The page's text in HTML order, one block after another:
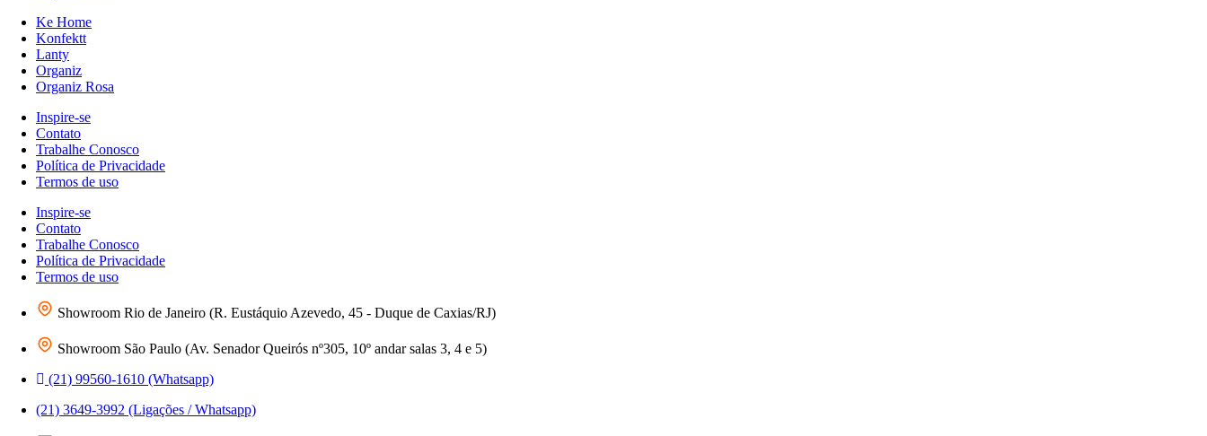
Ke Home
Konfektt
Lanty
Organiz
Organiz Rosa
Inspire-se
Contato
Trabalhe Conosco
Política de Privacidade
Termos de uso
Inspire-se
Contato
Trabalhe Conosco
Política de Privacidade
Termos de uso
Showroom Rio de Janeiro (R. Eustáquio Azevedo, 45 - Duque de Caxias/RJ)
Showroom São Paulo (Av. Senador Queirós nº305, 10º andar salas 3, 4 e 5)
(21) 99560-1610 (Whatsapp)
(21) 3649-3992 (Ligações / Whatsapp)